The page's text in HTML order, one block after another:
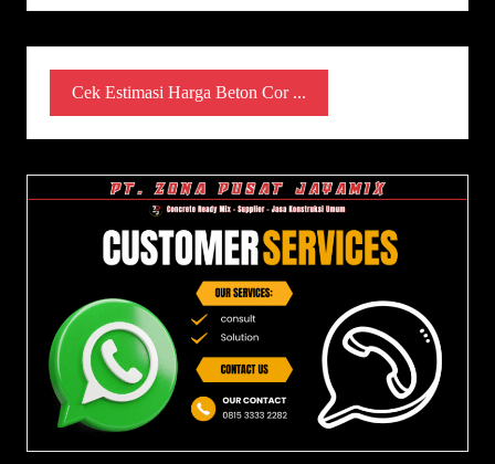
Cek Estimasi Harga Beton Cor ...